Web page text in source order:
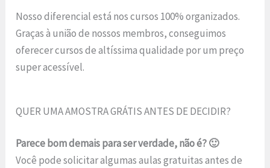
Nosso diferencial está nos cursos 100% organizados.
Graças à união de nossos membros, conseguimos
oferecer cursos de altíssima qualidade por um preço
super acessível.
QUER UMA AMOSTRA GRÁTIS ANTES DE DECIDIR?
Parece bom demais para ser verdade, não é? 🙂
Você pode solicitar algumas aulas gratuitas antes de